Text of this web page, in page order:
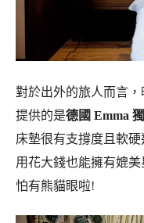
對於出外的旅人而言，
提供的是德國 Emma
床墊很有支撐度且軟
用花大錢也能擁有媲
怕有熊貓眼啦!